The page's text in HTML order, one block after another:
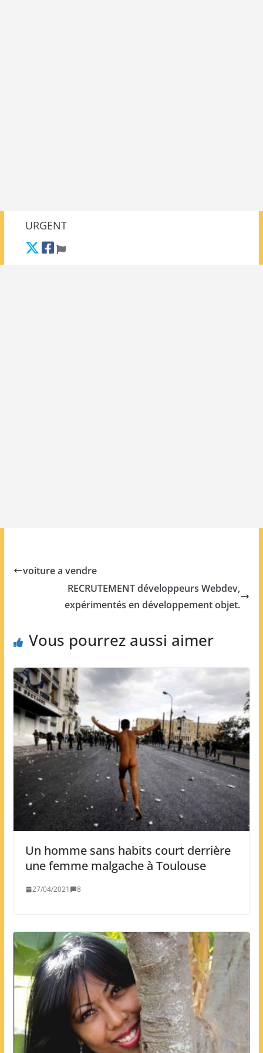
URGENT
voiture a vendre
RECRUTEMENT développeurs Webdev,
expérimentés en développement objet.
Vous pourrez aussi aimer
Un homme sans habits court derrière
une femme malgache à Toulouse
27/04/2021 8